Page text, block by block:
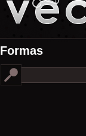
Formas